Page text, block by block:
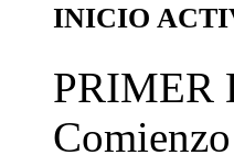
INICIO
PRIMER